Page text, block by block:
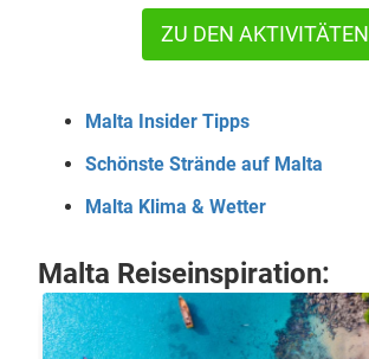
ZU DEN AKTIVITÄTEN
Malta Insider Tipps
Schönste Strände auf Malta
Malta Klima & Wetter
Malta Reiseinspiration: